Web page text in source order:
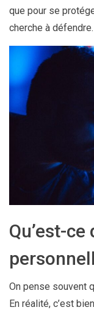
que pour se
cherche à défendre.
Qu’est-ce
On pense souvent
En réalité, c’est